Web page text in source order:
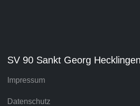
SV 90 Sankt Georg Hecklingen
Impressum
Datenschutz